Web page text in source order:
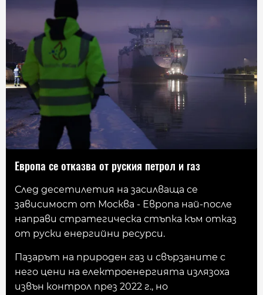
Европа се отказва от руския петрол и газ
След десетилетия на засилваща се
зависимост от Москва - Европа най-после
направи стратегическа стъпка към отказ
от руски енергийни ресурси.
Пазарът на природен газ и свързаните с
него цени на електроенергията излязоха
извън контрол през 2022 г., но